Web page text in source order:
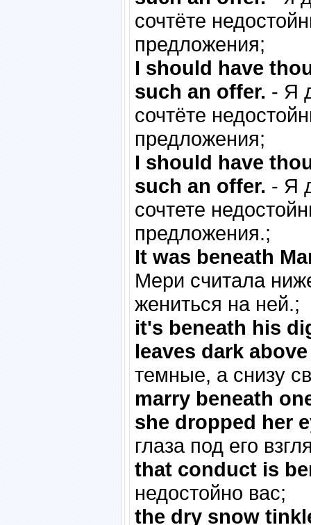
сочтёте
предложения;
I should have
such an offer. - Я
сочтёте
предложения;
I should have
such an offer. - Я
сочтете
предложения.;
It was beneath
Мери считала
жениться на ней.;
it's beneath his
leaves dark
темные, а снизу
marry beneath
she dropped her
глаза под его
that conduct is
недостойно вас;
the dry snow